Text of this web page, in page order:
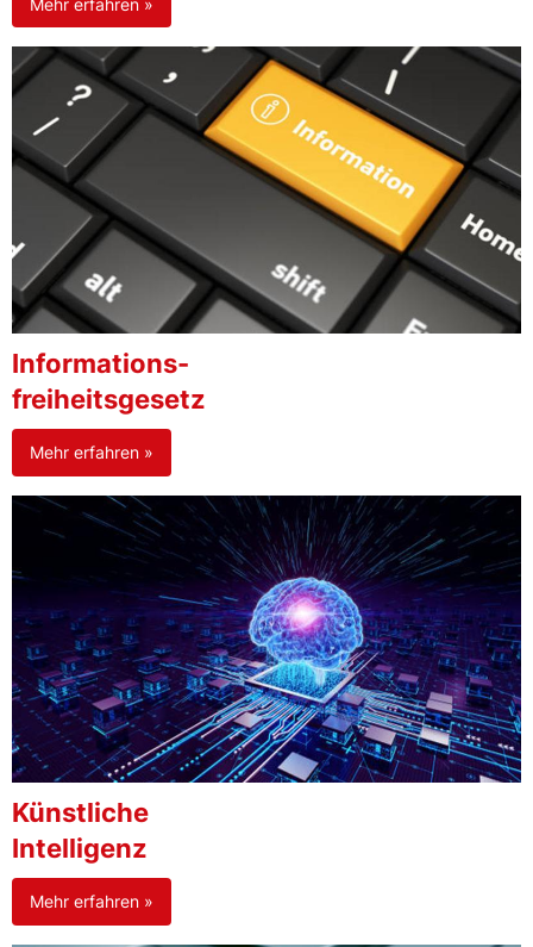
Informations-
freiheitsgesetz
Mehr erfahren »
Künstliche
Intelligenz
Mehr erfahren »